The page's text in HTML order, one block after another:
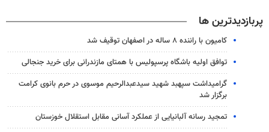
پربازدیدترین ها
کامیون با راننده ۸ ساله در اصفهان توقیف شد
توافق اولیه باشگاه پرسپولیس با همتای مازندرانی برای خرید جنجالی
گرامیداشت سپهبد شهید سیدعبدالرحیم موسوی در حرم بانوی کرامت
برگزار شد
تمجید رسانه آلبانیایی از عملکرد آسانی مقابل استقلال خوزستان